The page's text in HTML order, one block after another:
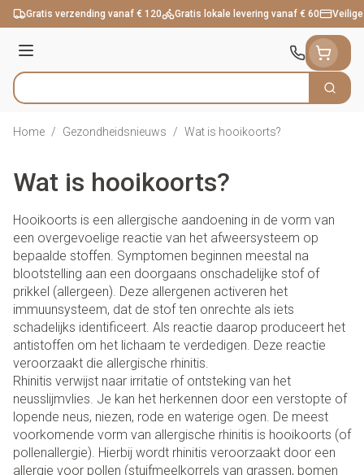
Ga naar de inhoud
Gratis verzending vanaf € 120 Gratis lokale levering vanaf € 60
Menu
Product, merk, categorie... Zoek
Home / Gezondheidsnieuws / Wat is hooikoorts?
Wat is hooikoorts?
Hooikoorts is een allergische aandoening in de vorm van
een overgevoelige reactie van het afweersysteem op
bepaalde stoffen. Symptomen beginnen meestal na
blootstelling aan een doorgaans onschadelijke stof of
prikkel (allergeen). Deze allergenen activeren het
immuunsysteem, dat de stof ten onrechte als iets
schadelijks identificeert. Als reactie daarop produceert het
antistoffen om het lichaam te verdedigen. Deze reactie
veroorzaakt die allergische rhinitis.
Rhinitis verwijst naar irritatie of ontsteking van het
neusslijmvlies. Je kan het herkennen door een verstopte of
lopende neus, niezen, rode en waterige ogen. De meest
voorkomende vorm van allergische rhinitis is hooikoorts (of
pollenallergie). Hierbij wordt rhinitis veroorzaakt door een
allergie voor pollen (stuifmeelkorrels van grassen, bomen